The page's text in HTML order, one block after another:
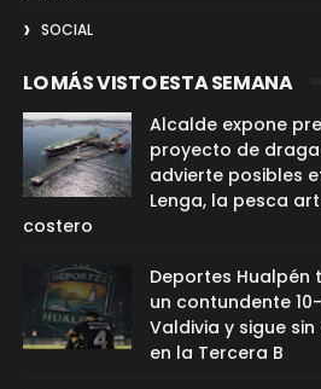
SOCIAL
LO MÁS VISTO ESTA SEMANA
Alcalde expone
proyecto de
advierte posibles
Lenga, la pesca
costero
Deportes
un contundente
Valdivia y sigue
en la Tercera B